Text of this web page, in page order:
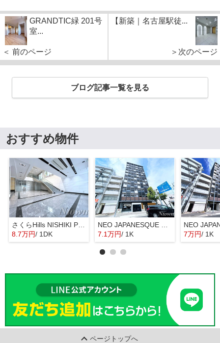
GRANDTIC緑 201号
室...
＜ 前のページ
【新築｜名古屋駅徒...
＞次のページ
ブログ記事一覧を見る
おすすめ物件
さくらHills NISHIKI Platinum Residence
8.7万円/ 1DK
7.1万円/ 1K 7万円/ 1K
ページトップへ